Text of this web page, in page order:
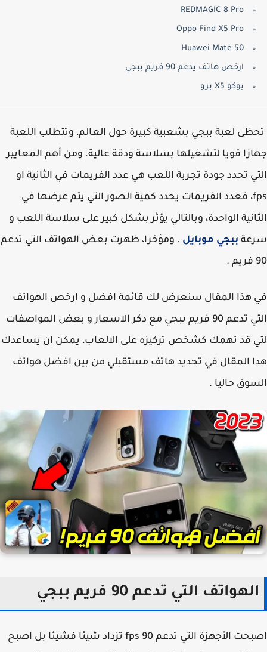
REDMAGIC 8 Pro
Oppo Find X5 Pro
Huawei Mate 50
ارخص هاتف يدعم 90 فريم ببجي
بوكو X5 برو
لعبة ببجي بشعبية كبيرة حول العالم، وتتطلب اللعبة
قويا لتشغيلها بسلاسة ودقة عالية. ومن أهم المعايير
تحدد جودة تجربة اللعب هي عدد الفريمات في الثانية او
fps، فعدد الفريمات يحدد كمية الصور التي يتم عرضها في
الواحدة، وبالتالي يؤثر بشكل كبير على سلاسة اللعب و
ببجي موبايل. ومؤخرا، ظهرت بعض الهواتف التي تدعم
هذا المقال سنعرض لك قائمة افضل و ارخص الهواتف
التي تدعم 90 فريم ببجي مع دكر الاسعار و بعض المواصفات
قد تهمك كشخص تركيزه على الالعاب، يمكن ان يساعدك
المقال في تحديد هاتف مستقبلي من بين افضل هواتف
حاليا .
التي تدعم 90 فريم ببجي
اصبحت الأجهزة التي تدعم 90 fps تزداد شيئا فشيئا بل اصبح